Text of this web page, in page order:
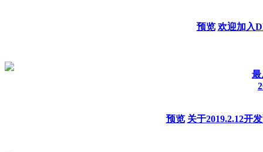
预览 欢迎加入
最
预览 关于2019.2.12开